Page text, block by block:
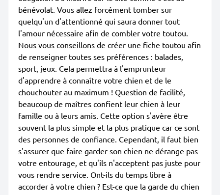
bénévolat. Vous allez forcément tomber sur
quelqu'un d'attentionné qui saura donner tout
l'amour nécessaire afin de combler votre toutou.
Nous vous conseillons de créer une fiche toutou afin
de renseigner toutes ses préférences : balades,
sport, jeux. Cela permettra à l'emprunteur
d'apprendre à connaître votre chien et de le
chouchouter au maximum ! Question de facilité,
beaucoup de maîtres confient leur chien à leur
famille ou à leurs amis. Cette option s'avère être
souvent la plus simple et la plus pratique car ce sont
des personnes de confiance. Cependant, il faut bien
s'assurer que faire garder son chien ne dérange pas
votre entourage, et qu'ils n'acceptent pas juste pour
vous rendre service. Ont-ils du temps libre à
accorder à votre chien ? Est-ce que la garde du chien